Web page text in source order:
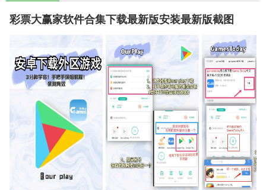
彩票大赢家软件合集下载最新版安装最新版截图